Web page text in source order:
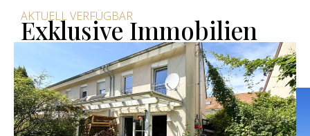
AKTUELL VERFÜGBAR
Exklusive Immobilien